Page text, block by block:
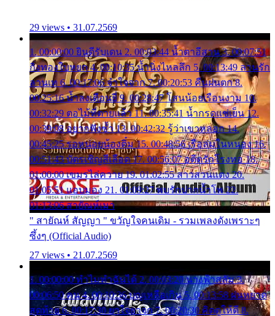
29 views • 31.07.2569
1. 00:00:00 ยินดีรับเดน 2. 00:03:44 น้ำตาอีสาน 3. 00:07:51
กิ่งทองใบหยก 4. 00:10:35 น้ำนิ่งไหลลึก 5. 00:13:49 ลานรัก
ลานเท 6. 00:17:06 จำใจจาก 7. 00:20:53 คืนฝนตก 8.
00:25:16 น้ำลงเดือนยี่ 9. 00:28:47 โสนน้อยเรือนงาม 10.
00:32:29 ตอไม้ที่ตายแล้ว 11. 00:35:41 น้ำกรดแช่เย็น 12.
00:39:08 อยากฟังซ้ำ 13. 00:42:32 รู้ว่าเขาหลอก 14.
00:45:25 รอหน่อยน้องติ๋ม 15. 00:48:56 เรือล่มในหนอง 16.
00:51:43 บัตรเชิญสีเลือด 17. 00:56:07 อดีตรักโรงทอ 18.
01:00:00 เขมรไล่ควาย 19. 01:02:55 สาวสวนแตง 20.
01:05:51 แอบมอง 21. 01:09:27 พบรักปากน้ำโพ 22.
01:13:06 สายัณห์เมา
" สายัณห์ สัญญา " ขวัญใจคนเดิม - รวมเพลงดังเพราะๆ
ซึ้งๆ (Official Audio)
27 views • 21.07.2569
1. 00:00:00 ทำไมทำฉันได้ 2. 00:03:20 นางฟ้าสลัม 3.
00:06:50 คน 4. 00:10:36 บุญเหลือเกิน 5. 00:13:58 ฝนหยาด
สุดท้าย 6. 00:17:30 ยาใจยาจก 7. 00:20:30 คิดดูให้ดี 8.